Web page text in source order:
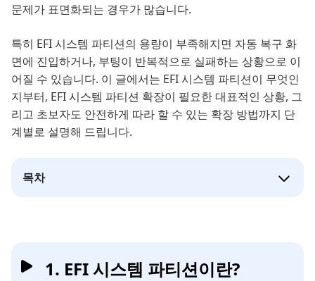
문제가 표면화되는 경우가 많습니다.
특히 EFI 시스템 파티션의 용량이 부족해지면 자동 복구 화
면에 진입하거나, 부팅이 반복적으로 실패하는 상황으로 이
어질 수 있습니다. 이 글에서는 EFI 시스템 파티션이 무엇인
지부터, EFI 시스템 파티션 확장이 필요한 대표적인 상황, 그
리고 초보자도 안전하게 따라 할 수 있는 확장 방법까지 단
계별로 설명해 드립니다.
목차
1. EFI 시스템 파티션이란?